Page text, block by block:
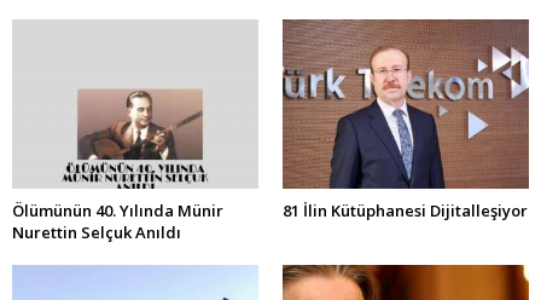
Ölümünün 40. Yılında Münir
Nurettin Selçuk Anıldı
81 İlin Kütüphanesi Dijitalleşiyor